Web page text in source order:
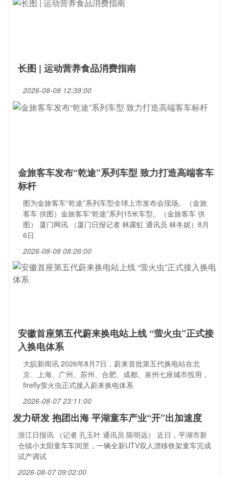
长图 | 运动营养食品消费指南
2026-08-08 12:39:00
金旅客车发布“乾途”系列车型 致力打造高端客车
标杆
图为金旅客车“乾途”系列车型全球上市发布会现场。（金旅
客车 供图）金旅客车“乾途”系列15米车型。（金旅客车 供
图） 厦门网讯 （厦门日报记者 林露虹 通讯员 林冬妮）8月
6日
2026-08-08 08:26:00
安徽首座第五代蔚来换电站上线 “萤火虫”正式接
入换电体系
大皖新闻讯 2026年8月7日，蔚来首批第五代换电站在北
京、上海、广州、苏州、合肥、成都、泉州七座城市投用，
firefly萤火虫正式接入蔚来换电体系
2026-08-07 23:11:00
发力研发 抱团出海 平湖童车产业“开”出加速度
浙江日报讯 （记者 孔玉叶 通讯员 陈明远） 近日，平湖市新
仓镇小太阳童车车间里，一辆全新UTV双人漂移铁架童车完成
试产调试
2026-08-07 09:02:00